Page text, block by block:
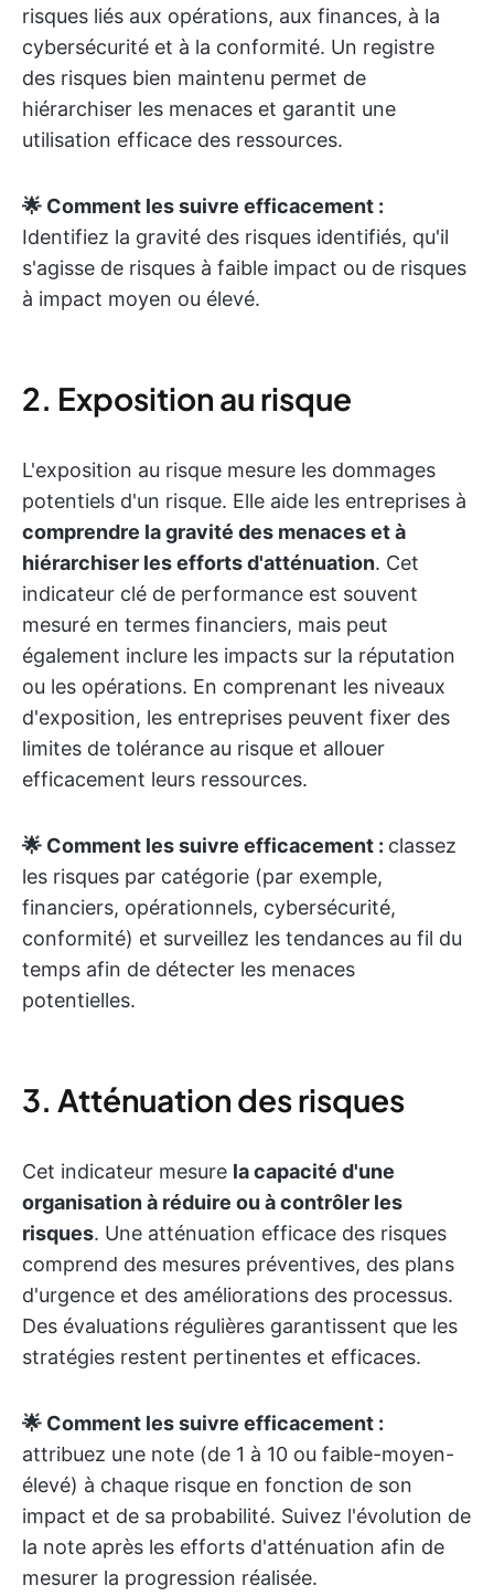
risques liés aux opérations, aux finances, à la
cybersécurité et à la conformité. Un registre
des risques bien maintenu permet de
hiérarchiser les menaces et garantit une
utilisation efficace des ressources.
🌟 Comment les suivre efficacement :
Identifiez la gravité des risques identifiés, qu'il
s'agisse de risques à faible impact ou de risques
à impact moyen ou élevé.
2. Exposition au risque
L'exposition au risque mesure les dommages
potentiels d'un risque. Elle aide les entreprises à
comprendre la gravité des menaces et à
hiérarchiser les efforts d'atténuation. Cet
indicateur clé de performance est souvent
mesuré en termes financiers, mais peut
également inclure les impacts sur la réputation
ou les opérations. En comprenant les niveaux
d'exposition, les entreprises peuvent fixer des
limites de tolérance au risque et allouer
efficacement leurs ressources.
🌟 Comment les suivre efficacement : classez
les risques par catégorie (par exemple,
financiers, opérationnels, cybersécurité,
conformité) et surveillez les tendances au fil du
temps afin de détecter les menaces
potentielles.
3. Atténuation des risques
Cet indicateur mesure la capacité d'une
organisation à réduire ou à contrôler les
risques. Une atténuation efficace des risques
comprend des mesures préventives, des plans
d'urgence et des améliorations des processus.
Des évaluations régulières garantissent que les
stratégies restent pertinentes et efficaces.
🌟 Comment les suivre efficacement :
attribuez une note (de 1 à 10 ou faible-moyen-
élevé) à chaque risque en fonction de son
impact et de sa probabilité. Suivez l'évolution de
la note après les efforts d'atténuation afin de
mesurer la progression réalisée.